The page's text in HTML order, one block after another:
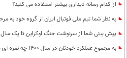
از کدام رسانه دیداری بیشتر استفاده می کنید؟
به نظر شما تیم ملی فوتبال ایران از گروه خود به
پیش بینی شما از سرنوشت جنگ اوکراین تا یک سال
به مجموع عملکرد خودتان در سال 1400 چه نمره ای می دهید؟